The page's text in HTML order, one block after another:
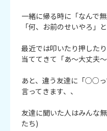
一緒に帰る時に「なんで
「何、お前のせいやろ」
最近では叩いたり押した
当ててきて「あ～大丈夫
あと、違う友達に「○○っ
言ってきます、、
友達に聞いた人はみんな
たち)